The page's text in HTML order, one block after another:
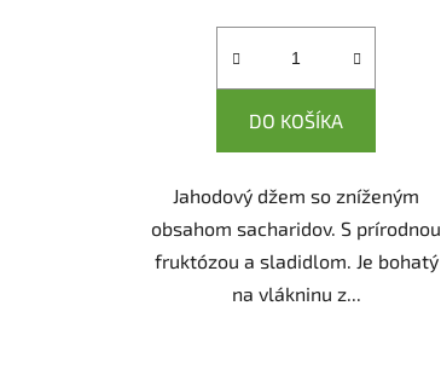
DO KOŠÍKA
Jahodový džem so zníženým
obsahom sacharidov. S prírodnou
fruktózou a sladidlom. Je bohatý
na vlákninu z...